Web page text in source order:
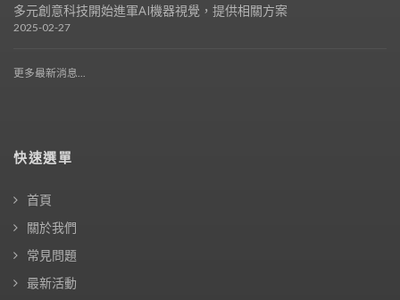
多元創意科技開始進軍AI機器視覺，提供相關方案
2025-02-27
更多最新消息...
快速選單
首頁
關於我們
常見問題
最新活動